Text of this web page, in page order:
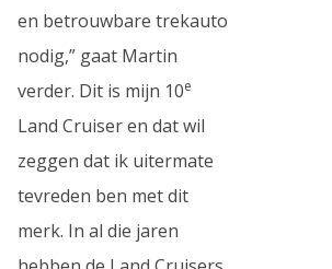
en betrouwbare trekauto
nodig,” gaat Martin
verder. Dit is mijn 10e
Land Cruiser en dat wil
zeggen dat ik uitermate
tevreden ben met dit
merk. In al die jaren